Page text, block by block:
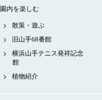
園内を楽しむ
散策・遊ぶ
旧山手68番館
横浜山手テニス発祥記念
館
植物紹介